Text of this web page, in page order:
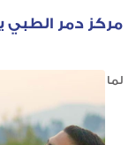
مركز دمر الطبي
لما